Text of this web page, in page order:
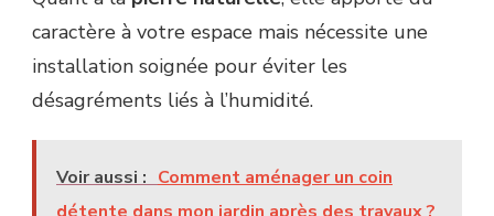
caractère à votre espace mais nécessite une
installation soignée pour éviter les
désagréments liés à l’humidité.
Voir aussi : Comment aménager un coin